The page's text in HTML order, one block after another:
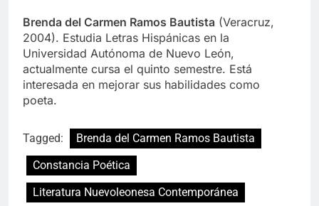
Brenda del Carmen Ramos Bautista (Veracruz,
2004). Estudia Letras Hispánicas en la
Universidad Autónoma de Nuevo León,
actualmente cursa el quinto semestre. Está
interesada en mejorar sus habilidades como
poeta.
Tagged:
Brenda del Carmen Ramos Bautista
Constancia Poética
Literatura Nuevoleonesa Contemporánea